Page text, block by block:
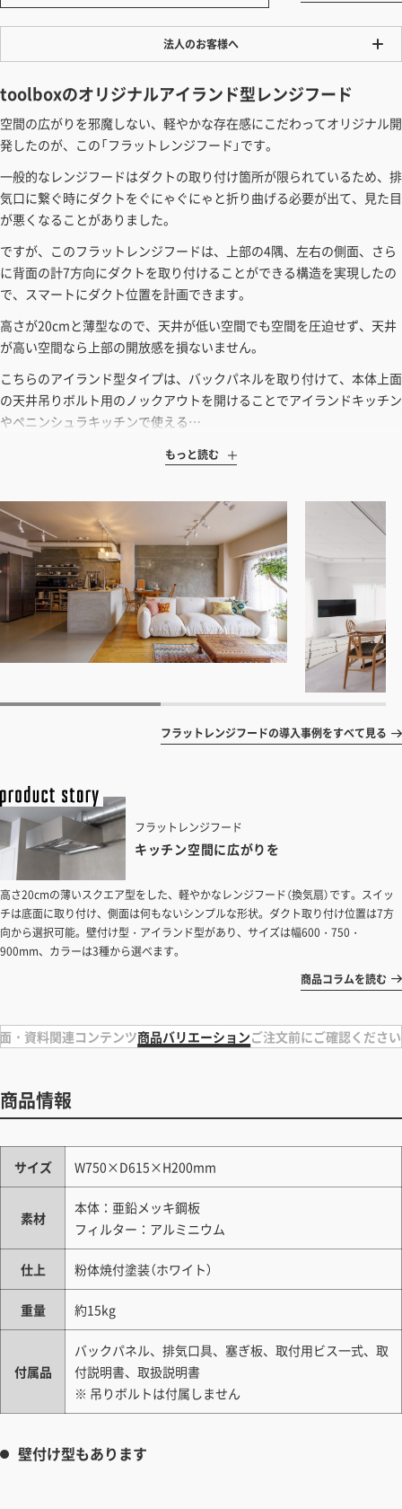
法人のお客様へ
法人・個人様いずれも全て一律の価格で販売しております。法人/個人
事業主様には「請求書払い」も対応しています。
「請求書払い」の詳細はこちら
カートでのお見積り機能
「この商品を選ぶ」からご希望の商品をカートに入れていただき、お届
ことができます。お見積り書の出力も可能です。
toolboxのオリジナルアイランド型レンジフード
空間の広がりを邪魔しない、軽やかな存在感にこだわってオリジナル開
発したのが、この「フラットレンジフード」です。
一般的なレンジフードはダクトの取り付け箇所が限られているため、排
気口に繋ぐ時にダクトをぐにゃぐにゃと折り曲げる必要が出て、見た目
が悪くなることがありました。
ですが、このフラットレンジフードは、上部の4隅、左右の側面、さら
に背面の計7方向にダクトを取り付けることができる構造を実現したの
で、スマートにダクト位置を計画できます。
高さが20cmと薄型なので、天井が低い空間でも空間を圧迫せず、天井
が高い空間なら上部の開放感を損ないません。
こちらのアイランド型タイプは、バックパネルを取り付けて、本体上面
の天井吊りボルト用のノックアウトを開けることでアイランドキッチン
やペニンシュラキッチンで使える…
もっと読む
フラットレンジフードの導入事例をすべて見る
フラットレンジフード
キッチン空間に広がりを
高さ20cmの薄いスクエア型をした、軽やかなレンジフード（換気扇）です。スイッ
チは底面に取り付け、側面は何もないシンプルな形状。ダクト取り付け位置は7方
向から選択可能。壁付け型・アイランド型があり、サイズは幅600・750・
900mm、カラーは3種から選べます。
商品コラムを読む
・資料関連コンテンツ商品バリエーションご注文前にご確認ください
商品情報
サイズ W750×D615×H200mm
素材
本体：亜鉛メッキ鋼板
フィルター：アルミニウム
仕上 粉体焼付塗装（ホワイト）
重量 約15kg
付属品
バックパネル、排気口具、塞ぎ板、取付用ビス一式、取
付説明書、取扱説明書
※ 吊りボルトは付属しません
壁付け型もあります